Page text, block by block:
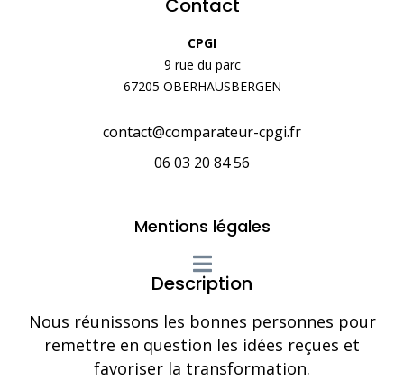
Contact
CPGI
9 rue du parc
67205 OBERHAUSBERGEN
contact@comparateur-cpgi.fr
06 03 20 84 56
Mentions légales
Description
Nous réunissons les bonnes personnes pour
remettre en question les idées reçues et
favoriser la transformation.